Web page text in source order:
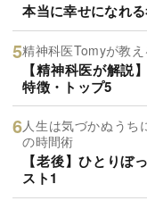
本当に幸せになれ
精神科医Tomyが教
【精神科医が解説
特徴・トップ5
人生は気づかぬうち
の時間術
【老後】ひとりぼ
スト1